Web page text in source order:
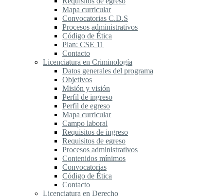
Mapa curricular
Convocatorias C.D.S
Procesos administrativos
Código de Ética
Plan: CSE 11
Contacto
Licenciatura en Criminología
Datos generales del programa
Objetivos
Misión y visión
Perfil de ingreso
Perfil de egreso
Mapa curricular
Campo laboral
Requisitos de ingreso
Requisitos de egreso
Procesos administrativos
Contenidos mínimos
Convocatorias
Código de Ética
Contacto
Licenciatura en Derecho